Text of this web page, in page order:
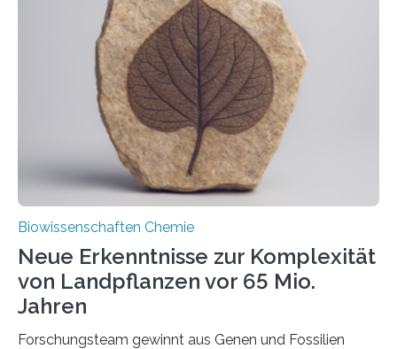
unbekannten Qualitätskontrollmechanismus des
peroxisomalen Proteintransports in der Bäckerhefe
Saccharomyces cerevisiae entdeckt, der für die
Funktionsfähigkeit der Organellen entscheidend ist. Die
Studie wurde am 28. Oktober 2025 in der
Fachzeitschrift…
Biowissenschaften Chemie
Neue Erkenntnisse zur Komplexität
von Landpflanzen vor 65 Mio.
Jahren
Forschungsteam gewinnt aus Genen und Fossilien